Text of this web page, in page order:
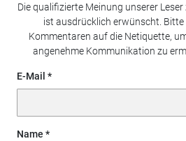
Die qualifizierte Meinung unserer
ist ausdrücklich erwünscht. Bitte
Kommentaren auf die Netiquette,
angenehme Kommunikation zu
E-Mail
Name